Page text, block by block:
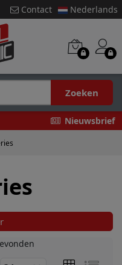
Contact Nederlands
Zoeken
Nieuwsbrief